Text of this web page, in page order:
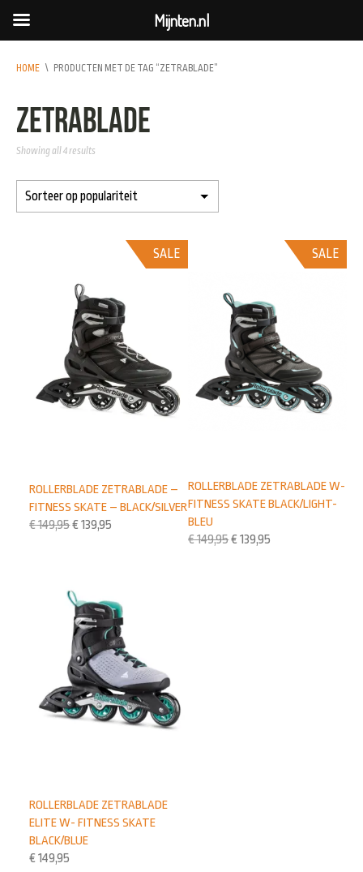
HOME \ PRODUCTEN MET DE TAG “ZETRABLADE”
Zetrablade
Showing all 4 results
SALE
ROLLERBLADE ZETRABLADE W-
FITNESS SKATE BLACK/LIGHT-
BLEU
€149,95€ 139,95
SALE
ROLLERBLADE ZETRABLADE –
FITNESS SKATE – BLACK/SILVER
€149,95€ 139,95
ROLLERBLADE ZETRABLADE
ELITE W- FITNESS SKATE
BLACK/BLUE
€ 149,95
Mijnten.nl